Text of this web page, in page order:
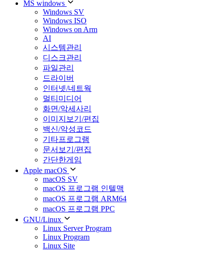
MS windows
Windows SV
Windows ISO
Windows on Arm
AI
시스템관리
디스크관리
파일관리
드라이버
인터넷/네트웍
멀티미디어
화면/악세사리
이미지보기/편집
백신/악성코드
기타프로그램
문서보기/편집
간단한게임
Apple macOS
macOS SV
macOS 프로그램 인텔맥
macOS 프로그램 ARM64
macOS 프로그램 PPC
GNU/Linux
Linux Server Program
Linux Program
Linux Site